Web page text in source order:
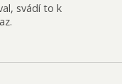
svádí to k